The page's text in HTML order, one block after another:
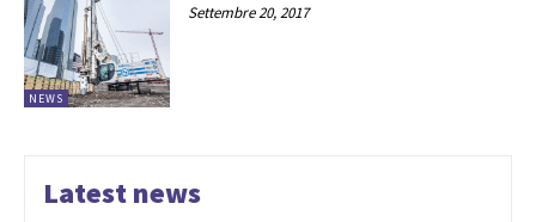
NEWS
Settembre 20, 2017
Latest news